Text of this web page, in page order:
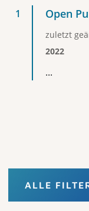
Open
zuletzt
2022
...
ALLE